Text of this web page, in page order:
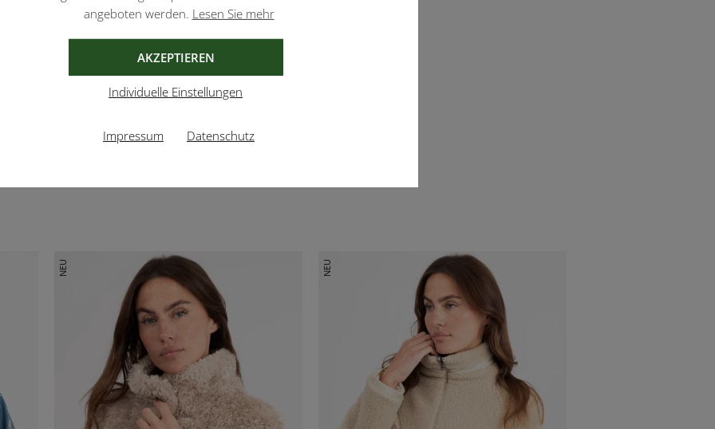
NEU NEU
angeboten werden. Lesen Sie mehr
AKZEPTIEREN
Individuelle Einstellungen
Impressum Datenschutz